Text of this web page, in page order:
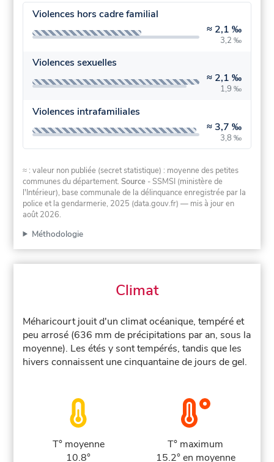
Violences hors cadre familial
≈ 2,1 ‰
3,2 ‰
Violences sexuelles
≈ 2,1 ‰
1,9 ‰
Violences intrafamiliales
≈ 3,7 ‰
3,8 ‰
≈ : valeur non publiée (secret statistique) : moyenne des petites
communes du département.Source - SSMSI (ministère de
l'Intérieur), base communale de la délinquance enregistrée par la
police et la gendarmerie, 2025 (data.gouv.fr) — mis à jour en
août 2026.
Méthodologie
Climat
Méharicourt jouit d'un climat océanique, tempéré et
peu arrosé (636 mm de précipitations par an, sous la
moyenne). Les étés y sont tempérés, tandis que les
hivers connaissent une cinquantaine de jours de gel.
T° moyenne
10.8°
T° maximum
15.2° en moyenne